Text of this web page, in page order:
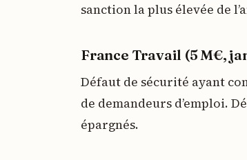
sanction la plus élevée de
France Travail (5 M€,
Défaut de sécurité ayant
de demandeurs d’emploi.
épargnés.